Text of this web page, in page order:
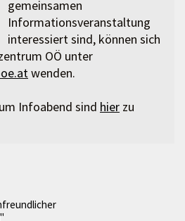
gemeinsamen
Informationsveranstaltung
interessiert sind, können sich
OÖ unter
wenden.
Infoabend sind hier zu